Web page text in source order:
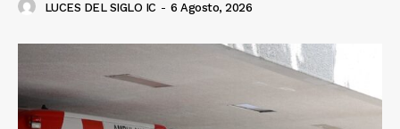
LUCES DEL SIGLO IC - 6 Agosto, 2026